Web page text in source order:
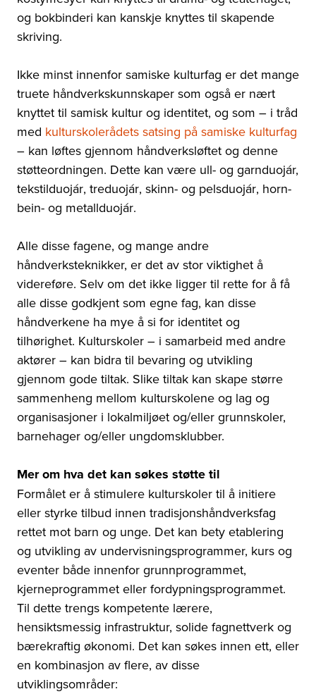
og bokbinderi kan kanskje knyttes til skapende
skriving.
Ikke minst innenfor samiske kulturfag er det mange
truete håndverkskunnskaper som også er nært
knyttet til samisk kultur og identitet, og som – i tråd
med kulturskolerådets satsing på samiske kulturfag
– kan løftes gjennom håndverksløftet og denne
støtteordningen. Dette kan være ull- og garnduojár,
tekstilduojár, treduojár, skinn- og pelsduojár, horn-
bein- og metallduojár.
Alle disse fagene, og mange andre
håndverksteknikker, er det av stor viktighet å
videreføre. Selv om det ikke ligger til rette for å få
alle disse godkjent som egne fag, kan disse
håndverkene ha mye å si for identitet og
tilhørighet. Kulturskoler – i samarbeid med andre
aktører – kan bidra til bevaring og utvikling
gjennom gode tiltak. Slike tiltak kan skape større
sammenheng mellom kulturskolene og lag og
organisasjoner i lokalmiljøet og/eller grunnskoler,
barnehager og/eller ungdomsklubber.
Mer om hva det kan søkes støtte til
Formålet er å stimulere kulturskoler til å initiere
eller styrke tilbud innen tradisjonshåndverksfag
rettet mot barn og unge. Det kan bety etablering
og utvikling av undervisningsprogrammer, kurs og
eventer både innenfor grunnprogrammet,
kjerneprogrammet eller fordypningsprogrammet.
Til dette trengs kompetente lærere,
hensiktsmessig infrastruktur, solide fagnettverk og
bærekraftig økonomi. Det kan søkes innen ett, eller
en kombinasjon av flere, av disse
utviklingsområder: